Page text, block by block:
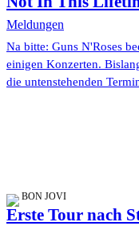
Meldungen
Na bitte: Guns N'Roses
einigen Konzerten.
die untenstehenden
BON JOVI
Erste Tour nach